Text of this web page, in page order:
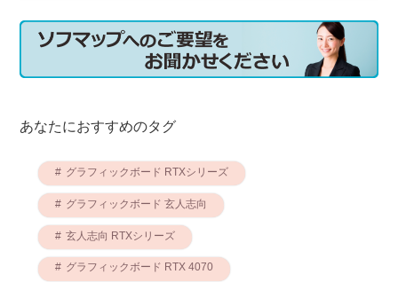
あなたにおすすめのタグ
グラフィックボード RTXシリーズ
グラフィックボード 玄人志向
玄人志向 RTXシリーズ
グラフィックボード RTX 4070